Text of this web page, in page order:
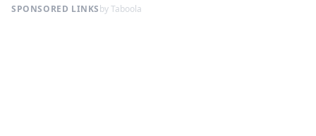
SPONSORED LINKSby Taboola